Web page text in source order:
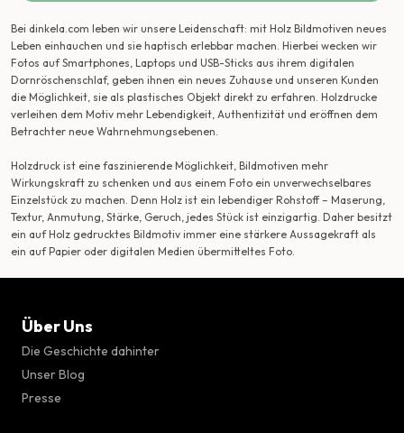
Bei dinkela.com leben wir unsere Leidenschaft: mit Holz Bildmotiven neues
Leben einhauchen und sie haptisch erlebbar machen. Hierbei wecken wir
Fotos auf Smartphones, Laptops und USB-Sticks aus ihrem digitalen
Dornröschenschlaf, geben ihnen ein neues Zuhause und unseren Kunden
die Möglichkeit, sie als plastisches Objekt direkt zu erfahren. Holzdrucke
verleihen dem Motiv mehr Lebendigkeit, Authentizität und eröffnen dem
Betrachter neue Wahrnehmungsebenen.
Holzdruck ist eine faszinierende Möglichkeit, Bildmotiven mehr
Wirkungskraft zu schenken und aus einem Foto ein unverwechselbares
Einzelstück zu machen. Denn Holz ist ein lebendiger Rohstoff – Maserung,
Textur, Anmutung, Stärke, Geruch, jedes Stück ist einzigartig. Daher besitzt
ein auf Holz gedrucktes Bildmotiv immer eine stärkere Aussagekraft als
ein auf Papier oder digitalen Medien übermitteltes Foto.
Über Uns
Die Geschichte dahinter
Unser Blog
Presse